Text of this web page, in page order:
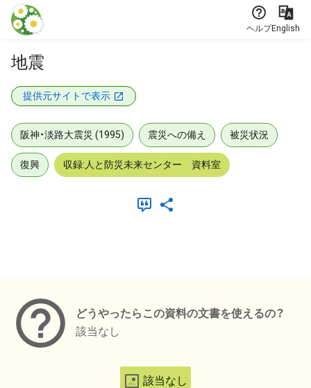
本文に飛ぶ
ヘルプEnglish
地震
提供元サイトで表示
阪神・淡路大震災 (1995) 震災への備え 被災状況
復興 収録:人と防災未来センター 資料室
どうやったらこの資料の文書を使えるの？
該当なし
該当なし